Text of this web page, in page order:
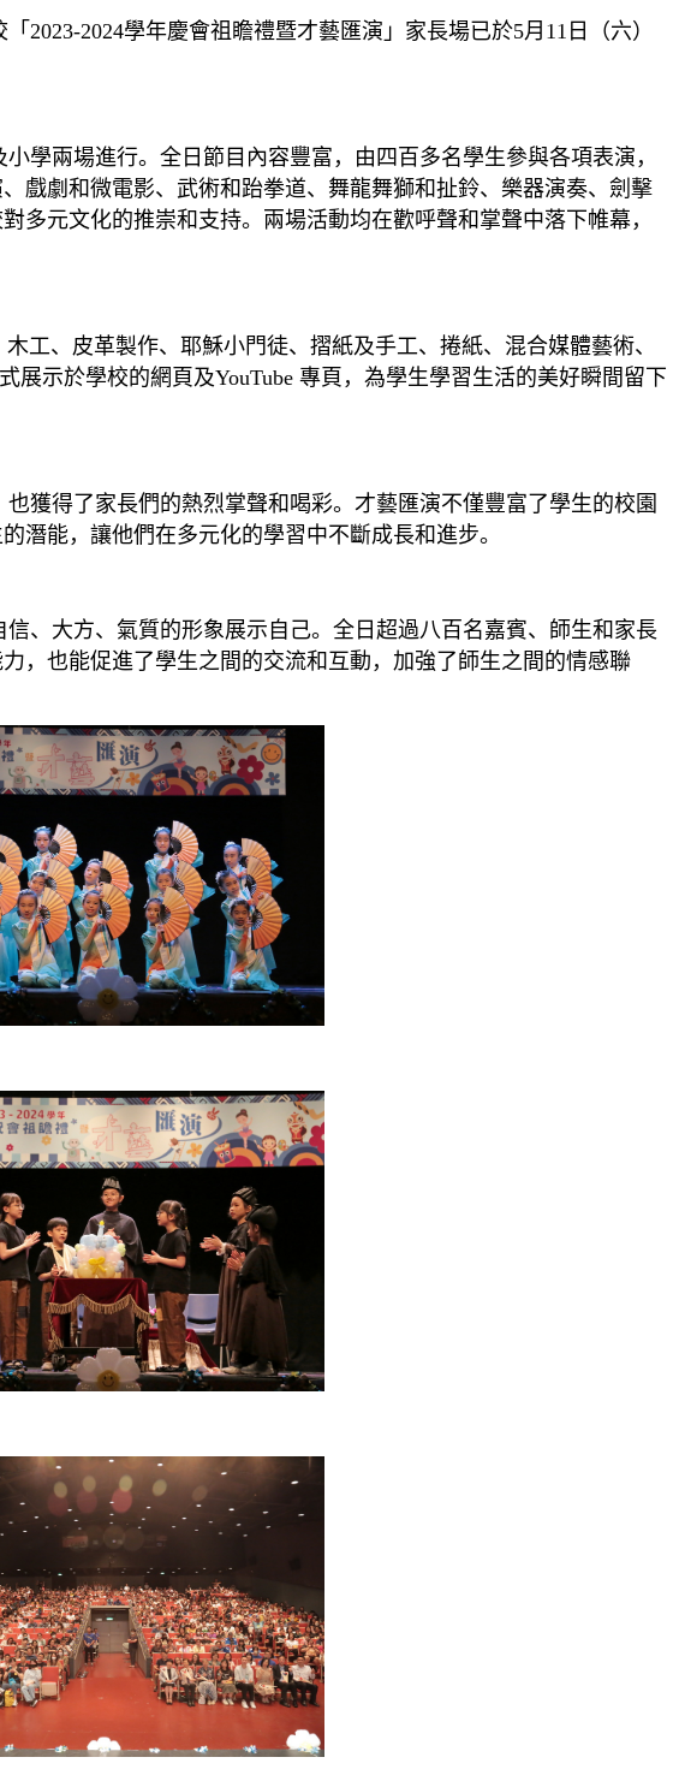
2024學年慶會祖瞻禮暨才藝匯演」家長場已於5月11日（六）
兩場進行。全日節目內容豐富，由四百多名學生參與各項表演，
戲劇和微電影、武術和跆拳道、舞龍舞獅和扯鈴、樂器演奏、劍擊
元文化的推崇和支持。兩場活動均在歡呼聲和掌聲中落下帷幕，
、皮革製作、耶穌小門徒、摺紙及手工、捲紙、混合媒體藝術、
示於學校的網頁及YouTube 專頁，為學生學習生活的美好瞬間留下
得了家長們的熱烈掌聲和喝彩。才藝匯演不僅豐富了學生的校園
潛能，讓他們在多元化的學習中不斷成長和進步。
大方、氣質的形象展示自己。全日超過八百名嘉賓、師生和家長
，也能促進了學生之間的交流和互動，加強了師生之間的情感聯